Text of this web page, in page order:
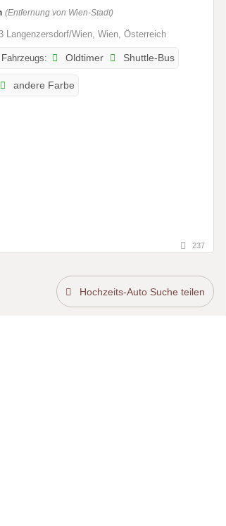
(Entfernung von Wien-Stadt)
Langenzersdorf/Wien, Wien, Österreich
Oldtimer Shuttle-Bus
andere Farbe
237
Hochzeits-Auto Suche teilen